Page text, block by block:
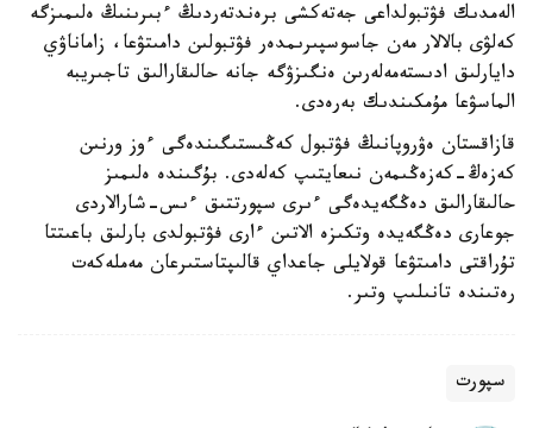
الەمدىك فۋتبولداعى جەتەكشى برەندتەردىڭ ءبىرىنىڭ ەلىمىزگە
كەلۋى بالالار مەن جاسوسپىرىمدەر فۋتبولىن دامىتۋعا، زاماناۋي
دايارلىق ادىستەمەلەرىن ەنگىزۋگە جانە حالىقارالىق تاجىريبە
الماسۋعا مۇمكىندىك بەرەدى.
قازاقستان ەۋروپانىڭ فۋتبول كەڭىستىگىندەگى ءوز ورنىن
كەزەڭ-كەزەڭىمەن نىعايتىپ كەلەدى. بۇگىندە ەلىمىز
حالىقارالىق دەڭگەيدەگى ءىرى سپورتتىق ءىس-شارالاردى
جوعارى دەڭگەيدە وتكىزە الاتىن ءارى فۋتبولدى بارلىق باعىتتا
تۇراقتى دامىتۋعا قولايلى جاعداي قالىپتاستىرعان مەملەكەت
رەتىندە تانىلىپ وتىر.
سپورت